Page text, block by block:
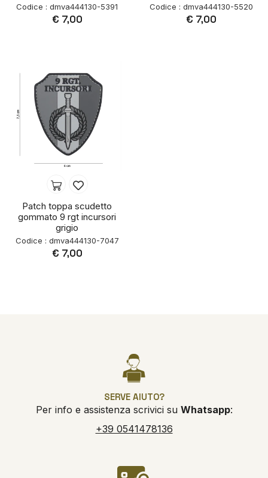
Codice : dmva444130-5391
€ 7,00
Codice : dmva444130-5520
€ 7,00
Patch toppa scudetto
gommato 9 rgt incursori
grigio
Codice : dmva444130-7047
€ 7,00
SERVE AIUTO?
Per info e assistenza scrivici su Whatsapp:
+39 0541478136